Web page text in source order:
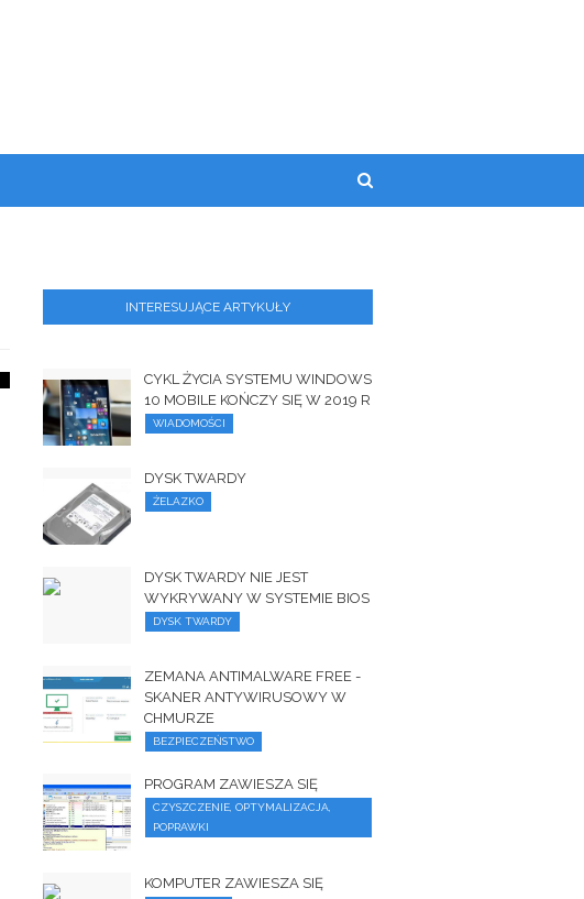
INTERESUJĄCE ARTYKUŁY
CYKL ŻYCIA SYSTEMU WINDOWS
10 MOBILE KOŃCZY SIĘ W 2019 R
WIADOMOŚCI
DYSK TWARDY
ŻELAZKO
DYSK TWARDY NIE JEST
WYKRYWANY W SYSTEMIE BIOS
DYSK TWARDY
ZEMANA ANTIMALWARE FREE -
SKANER ANTYWIRUSOWY W
CHMURZE
BEZPIECZEŃSTWO
PROGRAM ZAWIESZA SIĘ
CZYSZCZENIE, OPTYMALIZACJA,
POPRAWKI
KOMPUTER ZAWIESZA SIĘ